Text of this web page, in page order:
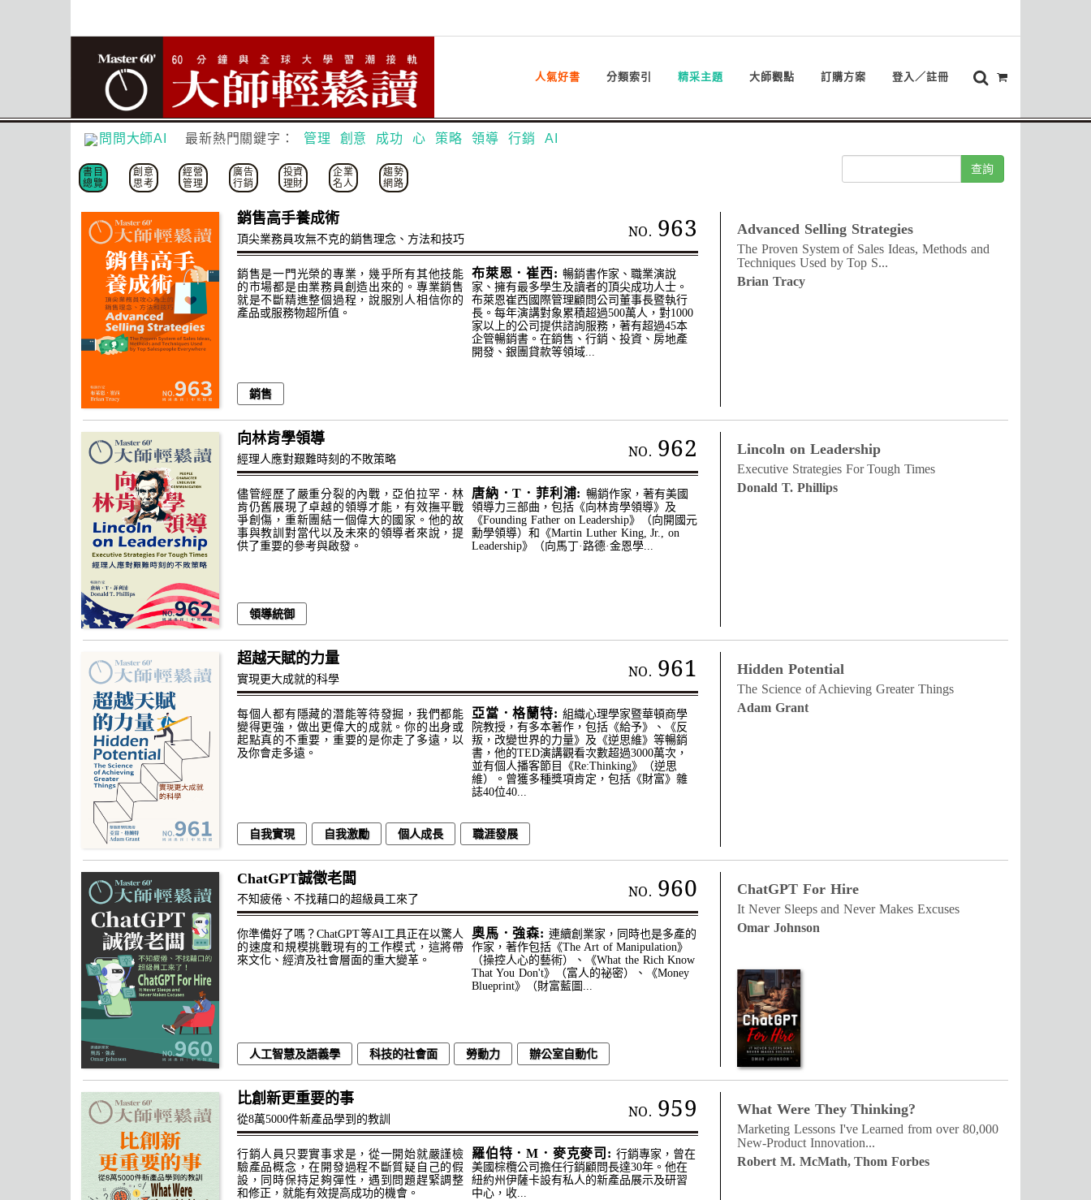
人氣好書 分類索引 精采主題 大師觀點 訂購方案 登入／註冊
問問大師AI 最新熱門關鍵字： 管理 創意 成功 心 策略 領導 行銷 AI
書目
總覽
創意
思考
經營
管理
廣告
行銷
投資
理財
企業
名人
趨勢
網路
查詢
銷售高手養成術
頂尖業務員攻無不克的銷售理念、方法和技巧 NO. 963
銷售是一門光榮的專業，幾乎所有其他技能
的市場都是由業務員創造出來的。專業銷售
就是不斷精進整個過程，說服別人相信你的
產品或服務物超所值。
布萊恩．崔西: 暢銷書作家、職業演說
家、擁有最多學生及讀者的頂尖成功人士。
布萊恩崔西國際管理顧問公司董事長暨執行
長。每年演講對象累積超過500萬人，對1000
家以上的公司提供諮詢服務，著有超過45本
企管暢銷書。在銷售、行銷、投資、房地產
開發、銀團貸款等領域...
銷售
Advanced Selling Strategies
The Proven System of Sales Ideas, Methods and
Techniques Used by Top S...
Brian Tracy
向林肯學領導
經理人應對艱難時刻的不敗策略 NO. 962
儘管經歷了嚴重分裂的內戰，亞伯拉罕．林
肯仍舊展現了卓越的領導才能，有效撫平戰
爭創傷，重新團結一個偉大的國家。他的故
事與教訓對當代以及未來的領導者來說，提
供了重要的參考與啟發。
唐納．T．菲利浦: 暢銷作家，著有美國
領導力三部曲，包括《向林肯學領導》及
《Founding Father on Leadership》（向開國元
勳學領導）和《Martin Luther King, Jr., on
Leadership》（向馬丁·路德·金恩學...
領導統御
Lincoln on Leadership
Executive Strategies For Tough Times
Donald T. Phillips
超越天賦的力量
實現更大成就的科學 NO. 961
每個人都有隱藏的潛能等待發掘，我們都能
變得更強，做出更偉大的成就。你的出身或
起點真的不重要，重要的是你走了多遠，以
及你會走多遠。
亞當．格蘭特: 組織心理學家暨華頓商學
院教授，有多本著作，包括《給予》、《反
叛，改變世界的力量》及《逆思維》等暢銷
書，他的TED演講觀看次數超過3000萬次，
並有個人播客節目《Re:Thinking》（逆思
維）。曾獲多種獎項肯定，包括《財富》雜
誌40位40...
自我實現 自我激勵 個人成長 職涯發展
Hidden Potential
The Science of Achieving Greater Things
Adam Grant
ChatGPT誠徵老闆
不知疲倦、不找藉口的超級員工來了 NO. 960
你準備好了嗎？ChatGPT等AI工具正在以驚人
的速度和規模挑戰現有的工作模式，這將帶
來文化、經濟及社會層面的重大變革。
奧馬．強森: 連續創業家，同時也是多產的
作家，著作包括《The Art of Manipulation》
（操控人心的藝術）、《What the Rich Know
That You Don't》（富人的祕密）、《Money
Blueprint》（財富藍圖...
人工智慧及語義學 科技的社會面 勞動力 辦公室自動化
ChatGPT For Hire
It Never Sleeps and Never Makes Excuses
Omar Johnson
比創新更重要的事
從8萬5000件新產品學到的教訓 NO. 959
行銷人員只要實事求是，從一開始就嚴謹檢
驗產品概念，在開發過程不斷質疑自己的假
設，同時保持足夠彈性，遇到問題趕緊調整
和修正，就能有效提高成功的機會。
羅伯特．M．麥克麥司: 行銷專家，曾在
美國棕欖公司擔任行銷顧問長達30年。他在
紐約州伊薩卡設有私人的新產品展示及研習
中心，收...
What Were They Thinking?
Marketing Lessons I've Learned from over 80,000
New-Product Innovation...
Robert M. McMath, Thom Forbes